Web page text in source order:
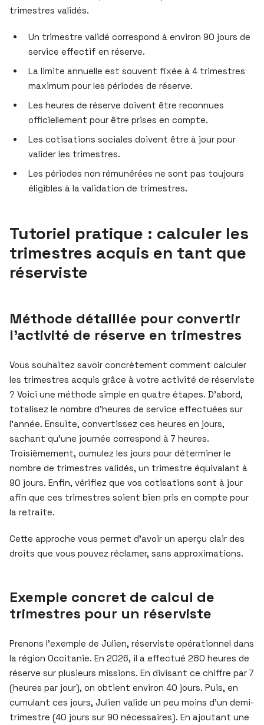
trimestres validés.
Un trimestre validé correspond à environ 90 jours de
service effectif en réserve.
La limite annuelle est souvent fixée à 4 trimestres
maximum pour les périodes de réserve.
Les heures de réserve doivent être reconnues
officiellement pour être prises en compte.
Les cotisations sociales doivent être à jour pour
valider les trimestres.
Les périodes non rémunérées ne sont pas toujours
éligibles à la validation de trimestres.
Tutoriel pratique : calculer les
trimestres acquis en tant que
réserviste
Méthode détaillée pour convertir
l’activité de réserve en trimestres
Vous souhaitez savoir concrètement comment calculer
les trimestres acquis grâce à votre activité de réserviste
? Voici une méthode simple en quatre étapes. D’abord,
totalisez le nombre d’heures de service effectuées sur
l’année. Ensuite, convertissez ces heures en jours,
sachant qu’une journée correspond à 7 heures.
Troisièmement, cumulez les jours pour déterminer le
nombre de trimestres validés, un trimestre équivalant à
90 jours. Enfin, vérifiez que vos cotisations sont à jour
afin que ces trimestres soient bien pris en compte pour
la retraite.
Cette approche vous permet d’avoir un aperçu clair des
droits que vous pouvez réclamer, sans approximations.
Exemple concret de calcul de
trimestres pour un réserviste
Prenons l’exemple de Julien, réserviste opérationnel dans
la région Occitanie. En 2026, il a effectué 280 heures de
réserve sur plusieurs missions. En divisant ce chiffre par 7
(heures par jour), on obtient environ 40 jours. Puis, en
cumulant ces jours, Julien valide un peu moins d’un demi-
trimestre (40 jours sur 90 nécessaires). En ajoutant une